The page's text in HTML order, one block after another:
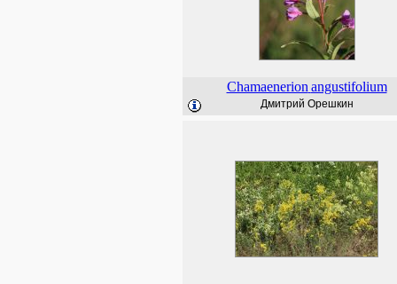
Chamaenerion angustifolium
Дмитрий Орешкин